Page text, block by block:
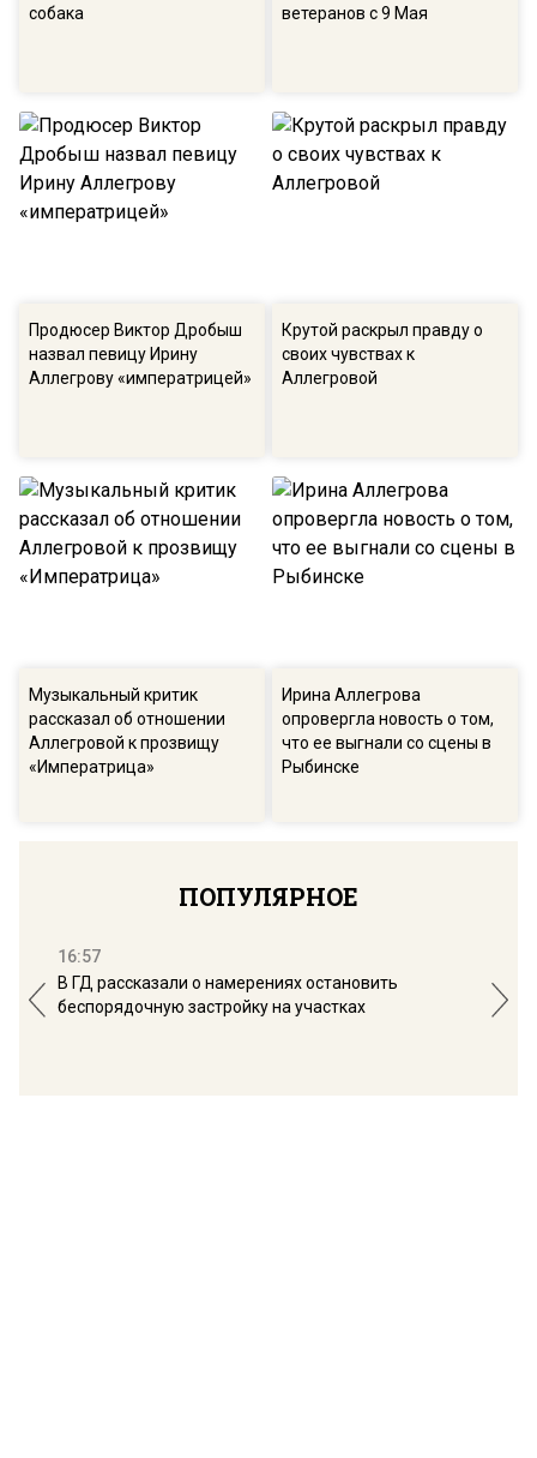
собака
ветеранов с 9 Мая
Продюсер Виктор Дробыш
назвал певицу Ирину
Аллегрову «императрицей»
Крутой раскрыл правду о
своих чувствах к
Аллегровой
Музыкальный критик
рассказал об отношении
Аллегровой к прозвищу
«Императрица»
Ирина Аллегрова
опровергла новость о том,
что ее выгнали со сцены в
Рыбинске
ПОПУЛЯРНОЕ
16:57
В ГД рассказали о намерениях остановить
беспорядочную застройку на участках